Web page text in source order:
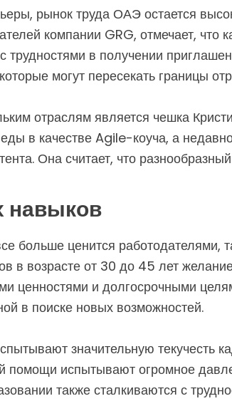
рынок труда ОАЭ остается
компании GRG, отмечает,
трудностями в получении
могут пересекать границы
отраслям является чешка
в качестве Agile-коуча, а
Она считает, что
навыков
больше ценится работодателями,
в возрасте от 30 до 45 лет
ценностями и долгосрочными
в поиске новых возможностей.
значительную текучесть
помощи испытывают огромное
также сталкиваются с